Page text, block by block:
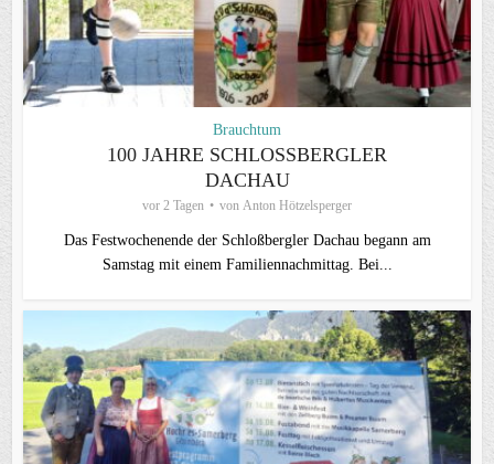
Brauchtum
100 JAHRE SCHLOSSBERGLER D
ACHAU
vor 2 Tagen von Anton Hötzelsperger
Das Festwochenende der Schloßbergler Dachau begann am
Samstag mit einem Familiennachmittag. Bei...